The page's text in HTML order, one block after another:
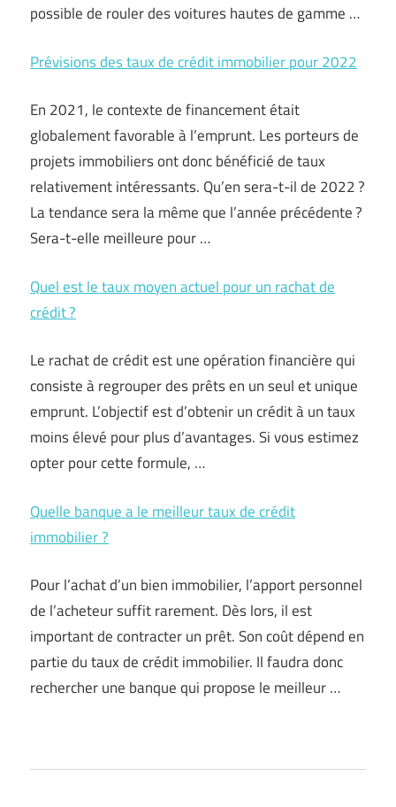
possible de rouler des voitures hautes de gamme …
Prévisions des taux de crédit immobilier pour 2022
En 2021, le contexte de financement était
globalement favorable à l’emprunt. Les porteurs de
projets immobiliers ont donc bénéficié de taux
relativement intéressants. Qu’en sera-t-il de 2022 ?
La tendance sera la même que l’année précédente ?
Sera-t-elle meilleure pour …
Quel est le taux moyen actuel pour un rachat de
crédit ?
Le rachat de crédit est une opération financière qui
consiste à regrouper des prêts en un seul et unique
emprunt. L’objectif est d’obtenir un crédit à un taux
moins élevé pour plus d’avantages. Si vous estimez
opter pour cette formule, …
Quelle banque a le meilleur taux de crédit
immobilier ?
Pour l’achat d’un bien immobilier, l’apport personnel
de l’acheteur suffit rarement. Dès lors, il est
important de contracter un prêt. Son coût dépend en
partie du taux de crédit immobilier. Il faudra donc
rechercher une banque qui propose le meilleur …